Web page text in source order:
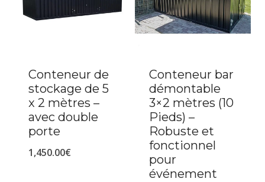
Conteneur de
stockage de 5
x 2 mètres –
avec double
porte
1,450.00€
Conteneur bar
démontable
3×2 mètres (10
Pieds) –
Robuste et
fonctionnel
pour
événement